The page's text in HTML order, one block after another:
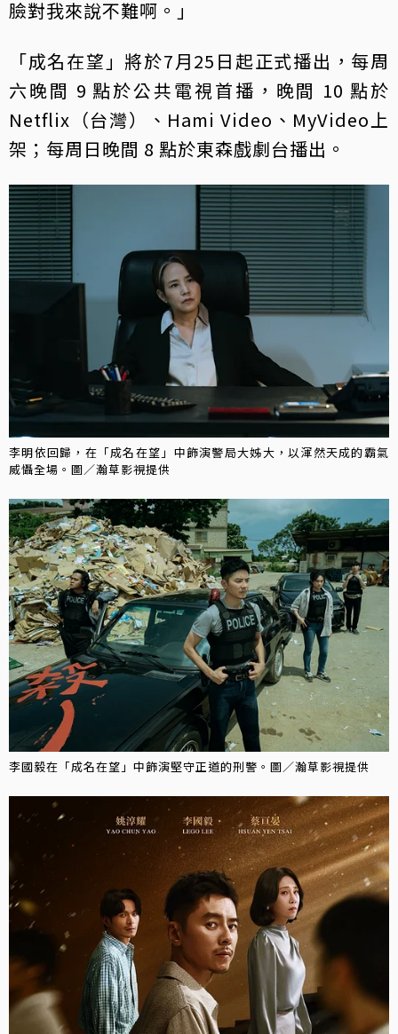
臉對我來說不難啊。」
「成名在望」將於7月25日起正式播出，每周
六晚間 9 點於公共電視首播，晚間 10 點於
Netflix（台灣）、Hami Video、MyVideo上
架；每周日晚間 8 點於東森戲劇台播出。
李明依回歸，在「成名在望」中飾演警局大姊大，以渾然天成的霸氣
威懾全場。圖／瀚草影視提供
李國毅在「成名在望」中飾演堅守正道的刑警。圖／瀚草影視提供